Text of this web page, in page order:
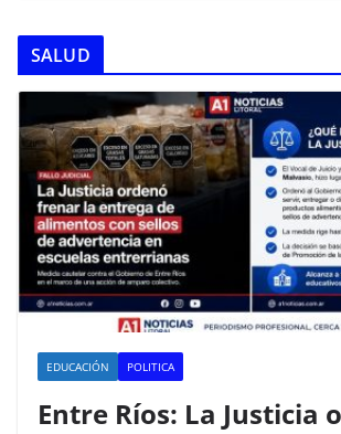
SALUD
EDUCACIÓN POLITICA
Entre Ríos: La Justicia